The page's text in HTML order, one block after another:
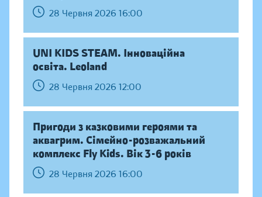
28 Червня 2026 16:00
UNI KIDS STEAM. Інноваційна
освіта. Leoland
28 Червня 2026 12:00
Пригоди з казковими героями та
аквагрим. Сімейно-розважальний
комплекс Fly Kids. Вік 3-6 років
28 Червня 2026 16:00